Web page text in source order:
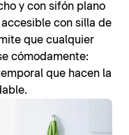
y con sifón plano
con silla de
que cualquier
cómodamente:
que hacen la